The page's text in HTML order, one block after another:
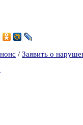
/ Заявить о